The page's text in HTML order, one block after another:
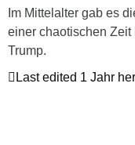
Im Mittelalter gab es
einer chaotischen
Trump.
Last edited 1 Jahr